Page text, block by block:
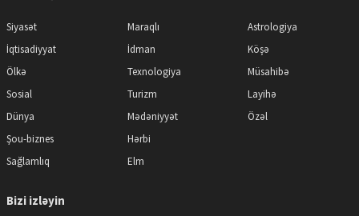
Siyasət
İqtisadiyyat
Ölkə
Sosial
Dünya
Şou-biznes
Sağlamlıq
Maraqlı
İdman
Texnologiya
Turizm
Mədəniyyət
Hərbi
Elm
Astrologiya
Köşə
Müsahibə
Layihə
Özəl
Bizi izləyin